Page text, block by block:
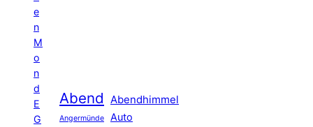
e
n
M
o
n
d
E
G
Abend Abendhimmel
Angermünde Auto